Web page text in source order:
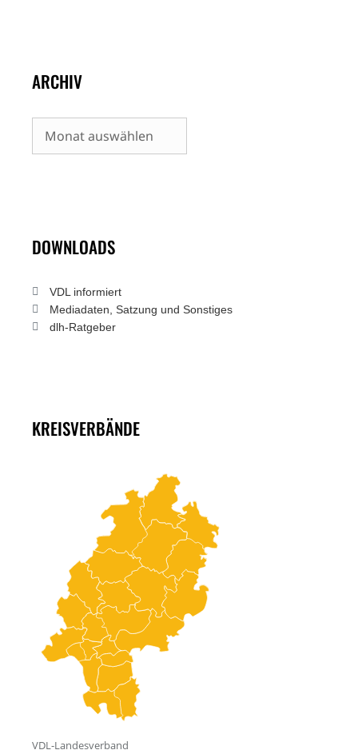
ARCHIV
Archiv
DOWNLOADS
VDL informiert
Mediadaten, Satzung und Sonstiges
dlh-Ratgeber
KREISVERBÄNDE